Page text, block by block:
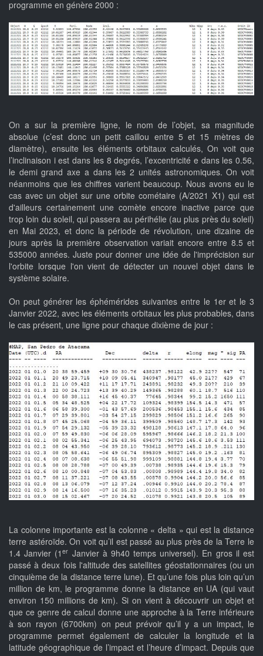
programme en génère 2000 :
On a sur la première ligne, le nom de l’objet, sa magnitude
absolue (c’est donc un petit caillou entre 5 et 15 mètres de
diamètre), ensuite les éléments orbitaux calculés, On voit que
l’inclinaison i est dans les 8 degrés, l’excentricité e dans les 0.56,
le demi grand axe a dans les 2 unités astronomiques. On voit
néanmoins que les chiffres varient beaucoup. Nous avons eu le
cas avec un objet sur une orbite cométaire (A/2021 X1) qui est
d'ailleurs certainement une comète encore inactive parce que
trop loin du soleil, qui passera au périhélie (au plus près du soleil)
en Mai 2023, et donc la période de révolution, une dizaine de
jours après la première observation variait encore entre 8.5 et
535000 années. Juste pour donner une idée de l'imprécision sur
l'orbite lorsque l'on vient de détecter un nouvel objet dans le
système solaire.
On peut générer les éphémérides suivantes entre le 1er et le 3
Janvier 2022, avec les éléments orbitaux les plus probables, dans
le cas présent, une ligne pour chaque dixième de jour :
La colonne importante est la colonne « delta » qui est la distance
terre astéroïde. On voit qu’il est passé au plus près de la Terre le
1.4 Janvier (1er Janvier à 9h40 temps universel). En gros il est
passé à deux fois l'altitude des satellites géostationnaires (ou un
cinquième de la distance terre lune). Et qu’une fois plus loin qu’un
million de km, le programme donne la distance en UA (qui vaut
environ 150 millions de km). Si on vient à découvrir un objet et
que ce genre de calcul donne une approche à la Terre inférieure
à son rayon (6700km) on peut prévoir qu’il y a un impact, le
programme permet également de calculer la longitude et la
latitude géographique de l’impact et l’heure d’impact. Depuis que